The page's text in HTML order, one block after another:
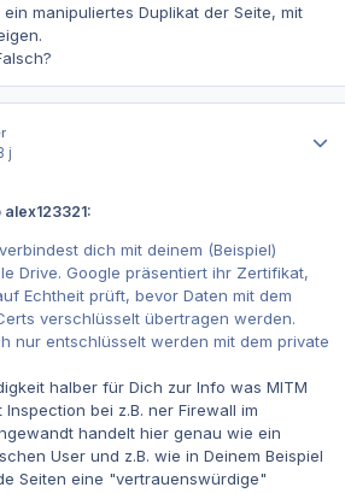
manipuliertes Duplikat der Seite, mit
j
dich mit deinem (Beispiel)
Drive. Google präsentiert ihr Zertifikat,
Echtheit prüft, bevor Daten mit dem
verschlüsselt übertragen werden.
nur entschlüsselt werden mit dem private
halber für Dich zur Info was MITM
bei z.B. ner Firewall im
handelt hier genau wie ein
User und z.B. wie in Deinem Beispiel
Seiten eine "vertrauenswürdige"